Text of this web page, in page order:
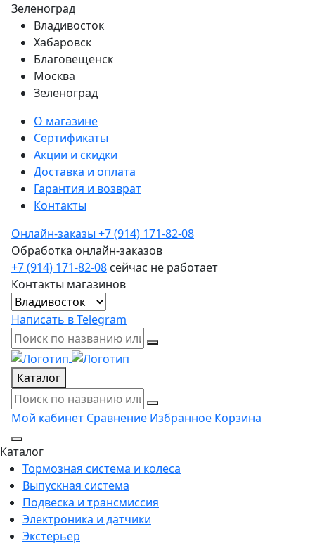
Зеленоград
Владивосток
Хабаровск
Благовещенск
Москва
Зеленоград
О магазине
Сертификаты
Акции и скидки
Доставка и оплата
Гарантия и возврат
Контакты
Онлайн-заказы +7 (914) 171-82-08
Обработка онлайн-заказов
+7 (914) 171-82-08 сейчас не работает
Контакты магазинов
Написать в Telegram
Каталог
Мой кабинет Сравнение Избранное Корзина
Каталог
Тормозная система и колеса
Выпускная система
Подвеска и трансмиссия
Электроника и датчики
Экстерьер